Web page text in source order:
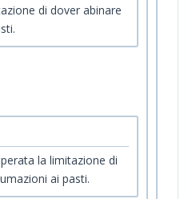
di dover abinare
la limitazione di
ai pasti.